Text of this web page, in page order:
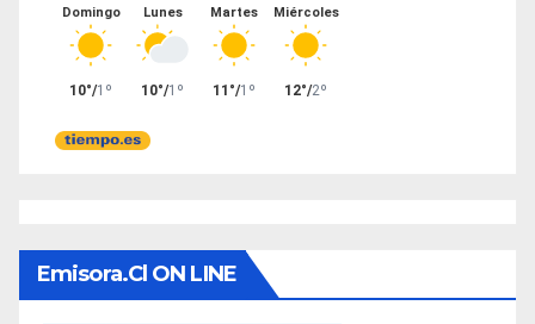
Emisora.cl ON LINE